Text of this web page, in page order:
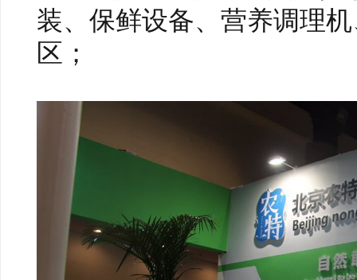
装、保鲜设备、营养调理
区；